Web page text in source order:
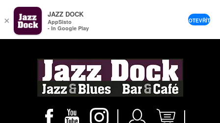
×
JAZZ DOCK
AppSisto
- In Google Play
OTEVŘÍT